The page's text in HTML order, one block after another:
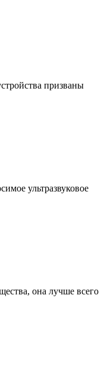
призваны
ультразвуковое
она лучше всего